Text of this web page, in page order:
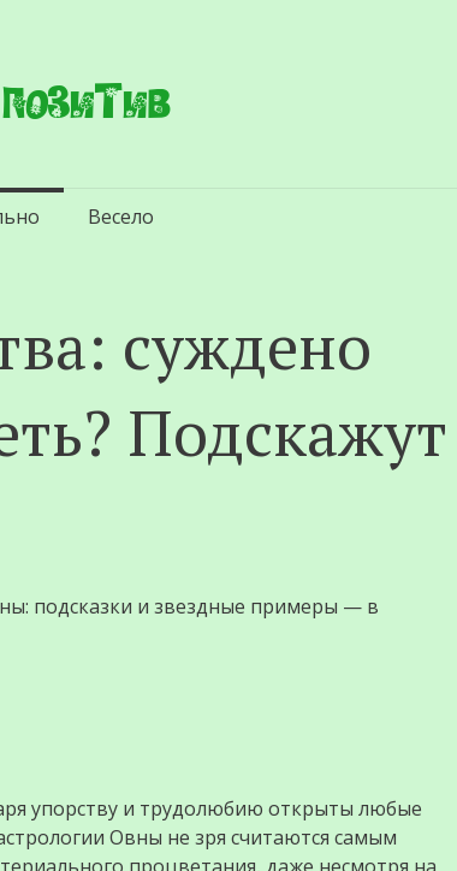
Весело
суждено
Подскажут
подсказки и звездные примеры — в
упорству и трудолюбию открыты любые
Овны не зря считаются самым